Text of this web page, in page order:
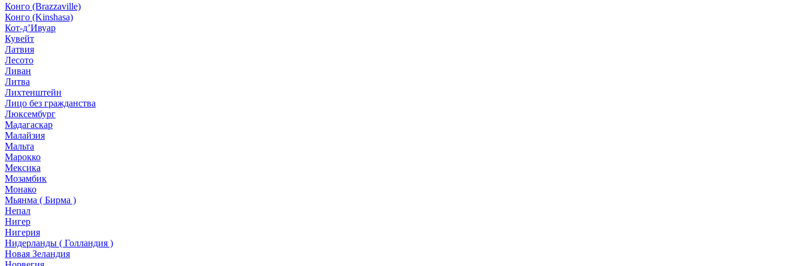
Конго (Brazzaville)
Конго (Kinshasa)
Кот-д’Ивуар
Кувейт
Латвия
Лесото
Ливан
Литва
Лихтенштейн
Лицо без гражданства
Люксембург
Мадагаскар
Малайзия
Мальта
Марокко
Мексика
Мозамбик
Монако
Мьянма ( Бирма )
Непал
Нигер
Нигерия
Нидерланды ( Голландия )
Новая Зеландия